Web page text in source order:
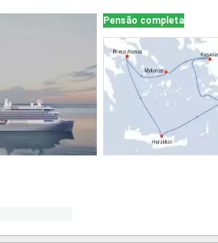
Pensão completa